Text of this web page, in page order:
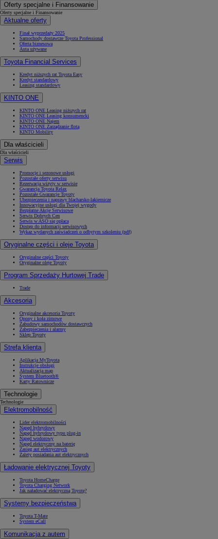
Oferty specjalne i Finansowanie
Oferty specjalne i Finansowanie
Aktualne oferty
Finał wyprzedaży 2025
Samochody dostawcze Toyota Professional
Oferta biznesowa
Auta używane
Toyota Financial Services
Kredyt niższych rat Toyota Easy
Kredyt standardowy
Leasing standardowy
KINTO ONE
KINTO ONE Leasing niższych rat
KINTO ONE Leasing konsumencki
KINTO ONE Najem
KINTO ONE Zarządzanie flotą
KINTO Mobility
Dla właścicieli
Dla właścicieli
Serwis
Promocje i sezonowe usługi
Pozostałe oferty serwisu
Rezerwacja wizyty w serwisie
Gwarancja Toyota Relax
Pozostałe Gwarancje Toyoty
Ubezpieczenia i naprawy blacharsko-lakiernicze
Innowacyjne usługi dla Twojej wygody
Bezpłatne Akcje Serwisowe
Serwis Dobrych Cen
Serwis w ASO się opłaca
Dostęp do informacji serwisowych
Wykaz wydanych zaświadczeń o odbytym szkoleniu (pdf)
Oryginalne części i oleje Toyota
Oryginalne części Toyoty
Oryginalne oleje Toyoty
Program Sprzedaży Hurtowej Trade
Trade
Akcesoria
Oryginalne akcesoria Toyoty
Opony i koła zimowe
Zabudowy samochodów dostawczych
Zabezpieczenia i alarmy
Sklep Toyoty
Strefa klienta
Aplikacja MyToyota
Instrukcje obsługi
Aktualizacja map
System Bluetooth®
Karty Ratownicze
Technologie
Technologie
Elektromobilność
Lider elektromobilności
Napęd hybrydowy
Napęd hybrydowy typu plug-in
Napęd wodorowy
Napęd elektryczny na baterię
Zasięg aut elektrycznych
Zalety posiadania aut elektrycznych
Ładowanie elektrycznej Toyoty
Toyota HomeCharge
Toyota Charging Network
Jak naładować elektryczną Toyotę?
Systemy bezpieczeństwa
Toyota T-Mate
System eCall
Komunikacja z autem